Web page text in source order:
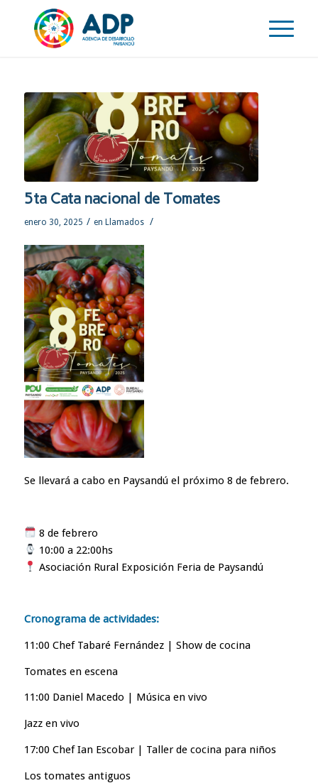
5ta Cata nacional de Tomates
enero 30, 2025 / en Llamados /
Se llevará a cabo en Paysandú el próximo 8 de febrero.
8 de febrero
10:00 a 22:00hs
Asociación Rural Exposición Feria de Paysandú
Cronograma de actividades:
11:00 Chef Tabaré Fernández | Show de cocina
Tomates en escena
11:00 Daniel Macedo | Música en vivo
Jazz en vivo
17:00 Chef Ian Escobar | Taller de cocina para niños
Los tomates antiguos